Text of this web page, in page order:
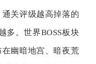
关评级越高掉落的
多。世界BOSS板块
在幽暗地宫、暗夜荒